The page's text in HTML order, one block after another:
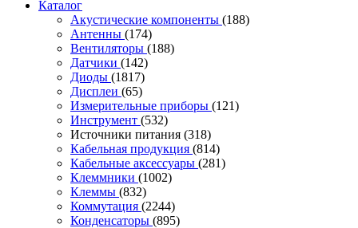
Каталог
Акустические компоненты (188)
Антенны (174)
Вентиляторы (188)
Датчики (142)
Диоды (1817)
Дисплеи (65)
Измерительные приборы (121)
Инструмент (532)
Источники питания (318)
Кабельная продукция (814)
Кабельные аксессуары (281)
Клеммники (1002)
Клеммы (832)
Коммутация (2244)
Конденсаторы (895)